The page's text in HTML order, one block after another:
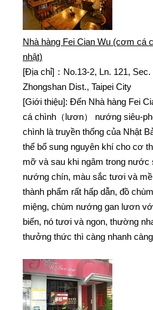
Nhà hàng Fei Cian Wu (cơm cá
nhật)
[Địa chỉ]：No.13-2, Ln. 121,
Zhongshan Dist., Taipei City
[Giới thiệu]: Đến Nhà hàng Fei
cá chình（lươn） nướng siêu-
chình là truyền thống của Nhật
thể bổ sung nguyên khí cho cơ
mỡ và sau khi ngâm trong nước
nướng chín, màu sắc tươi và
thành phẩm rất hấp dẫn, đồ
miệng, chùm nướng gan lươn
biến, nó tươi và ngon, thường
thưởng thức thì càng nhanh